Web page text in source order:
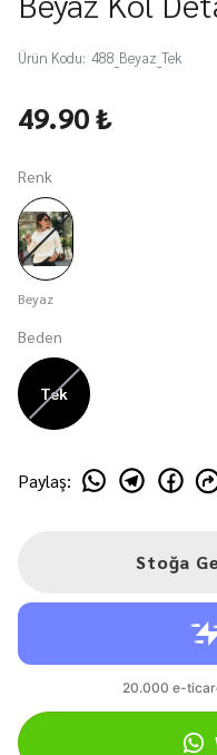
Ürün Kodu: 488_Beyaz_Tek
49.90 ₺
Renk
Beyaz
Beden
Tek
Paylaş:
Stoğa